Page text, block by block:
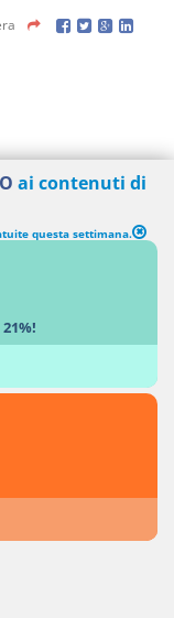
VIGENTI ALLA
ai contenuti di
questa settimana.